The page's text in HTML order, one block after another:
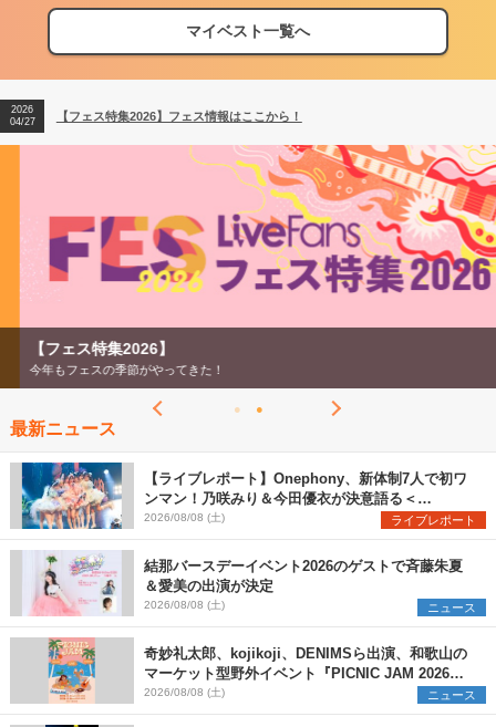
マイベスト一覧へ
【フェス特集2026】フェス情報はここから！
【ライブ動員ランキング】2026年上半期編発表！
2026
04/27
【フェス特集2026】フェス情報はここから！
2026
【ライブ動員ランキング】2026年上半期編発表！
【フェス特集2026】
今年もフェスの季節がやってきた！
最新ニュース
【ライブレポート】Onephony、新体制7人で初ワ
ンマン！乃咲みり＆今田優衣が決意語る＜
Onephony新体制1st Oneman Live はじまりの夏
＞
2026/08/08 (土) ライブレポート
結那バースデーイベント2026のゲストで斉藤朱夏
＆愛美の出演が決定
2026/08/08 (土) ニュース
奇妙礼太郎、kojikoji、DENIMSら出演、和歌山の
マーケット型野外イベント『PICNIC JAM 2026』
早割チケット発売開始
2026/08/08 (土) ニュース